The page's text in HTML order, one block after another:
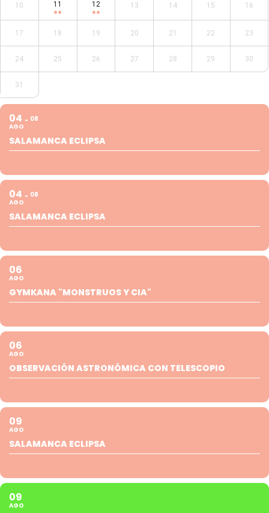
10 11 12 13 14 15 16
17 18 19 20 21 22 23
24 25 26 27 28 29 30
31
04
AGO
08
SALAMANCA ECLIPSA
04
AGO
08
SALAMANCA ECLIPSA
06
AGO
GYMKANA "MONSTRUOS Y CIA"
06
AGO
OBSERVACIÓN ASTRONÓMICA CON TELESCOPIO
09
AGO
SALAMANCA ECLIPSA
09
AGO